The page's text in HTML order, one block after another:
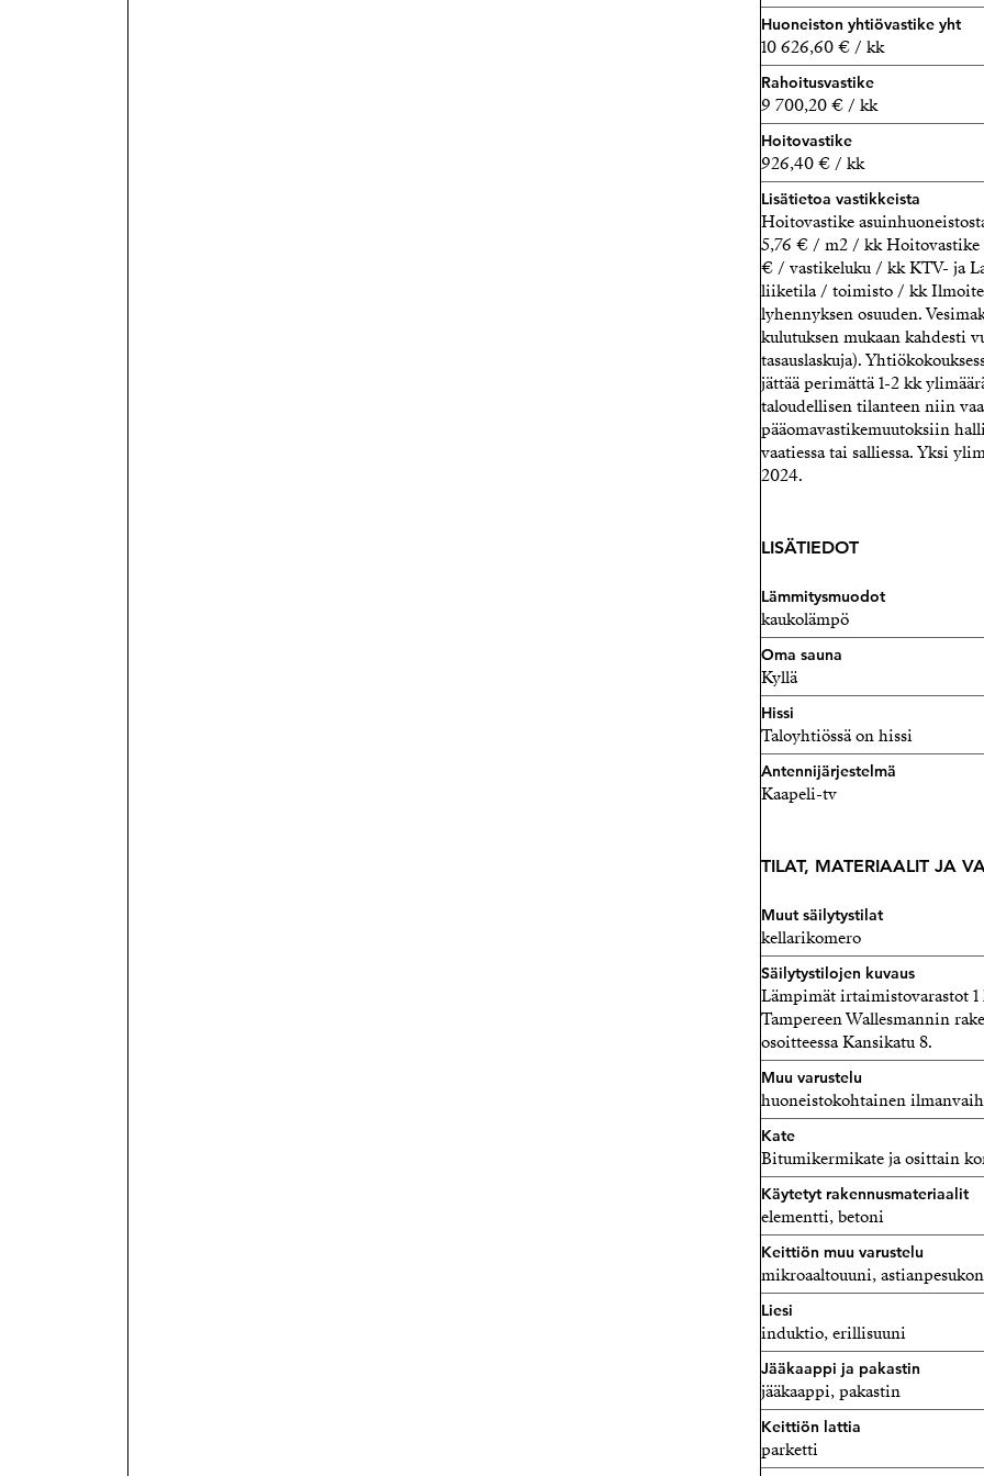
Huoneiston yhtiövastike yht
10 626,60 € / kk
Rahoitusvastike
9 700,20 € / kk
Hoitovastike
926,40 € / kk
Lisätietoa vastikkeista
Hoitovastike
5,76 € / m2 / kk Hoitovastike
€ / vastikeluku / kk KTV- ja
liiketila / toimisto / kk
lyhennyksen osuuden.
kulutuksen mukaan kahdesti
tasauslaskuja).
jättää perimättä 1-2 kk
taloudellisen tilanteen niin
pääomavastikemuutoksiin
vaatiessa tai salliessa. Yksi
2024.
LISÄTIEDOT
Lämmitysmuodot
kaukolämpö
Oma sauna
Kyllä
Hissi
Taloyhtiössä on hissi
Antennijärjestelmä
Kaapeli-tv
TILAT, MATERIAALIT JA
Muut säilytystilat
kellarikomero
Säilytystilojen kuvaus
Lämpimät irtaimistovarastot 1
Tampereen Wallesmannin
osoitteessa Kansikatu 8.
Muu varustelu
huoneistokohtainen
Kate
Bitumikermikate ja osittain
Käytetyt rakennusmateriaalit
elementti, betoni
Keittiön muu varustelu
mikroaaltouuni,
Liesi
induktio, erillisuuni
Jääkaappi ja pakastin
jääkaappi, pakastin
Keittiön lattia
parketti